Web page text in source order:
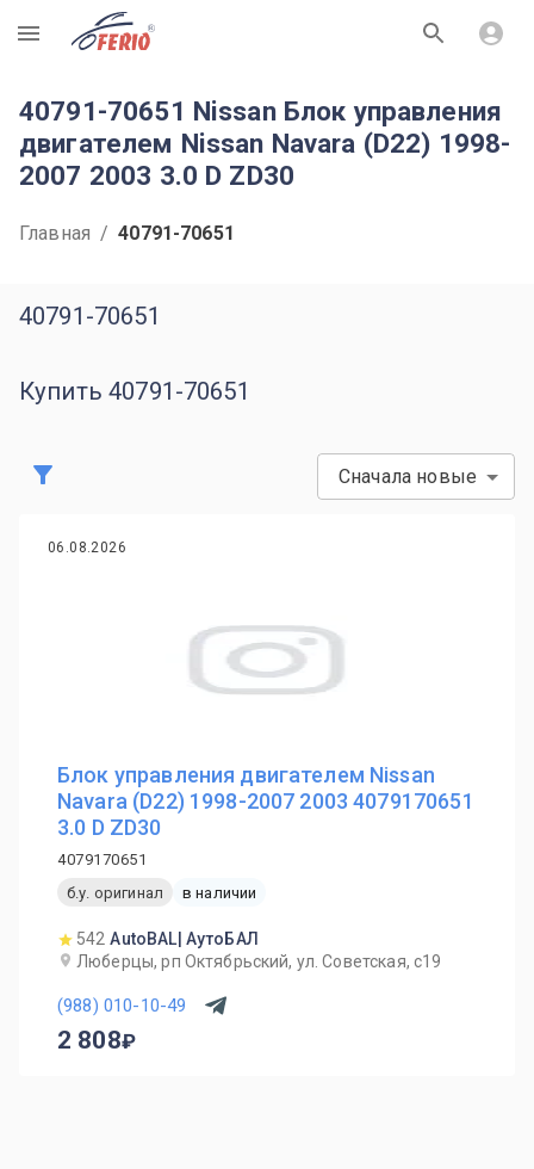
R
40791-70651 Nissan Блок управления
двигателем Nissan Navara (D22) 1998-
2007 2003 3.0 D ZD30
Главная / 40791-70651
40791-70651
Купить 40791-70651
Сначала новые
06.08.2026
Блок управления двигателем Nissan
Navara (D22) 1998-2007 2003 4079170651
3.0 D ZD30
4079170651
б.у. оригинал
в наличии
542 AutoBAL| АутоБАЛ
Люберцы, рп Октябрьский, ул. Советская, с19
(988) 010-10-49
2 808